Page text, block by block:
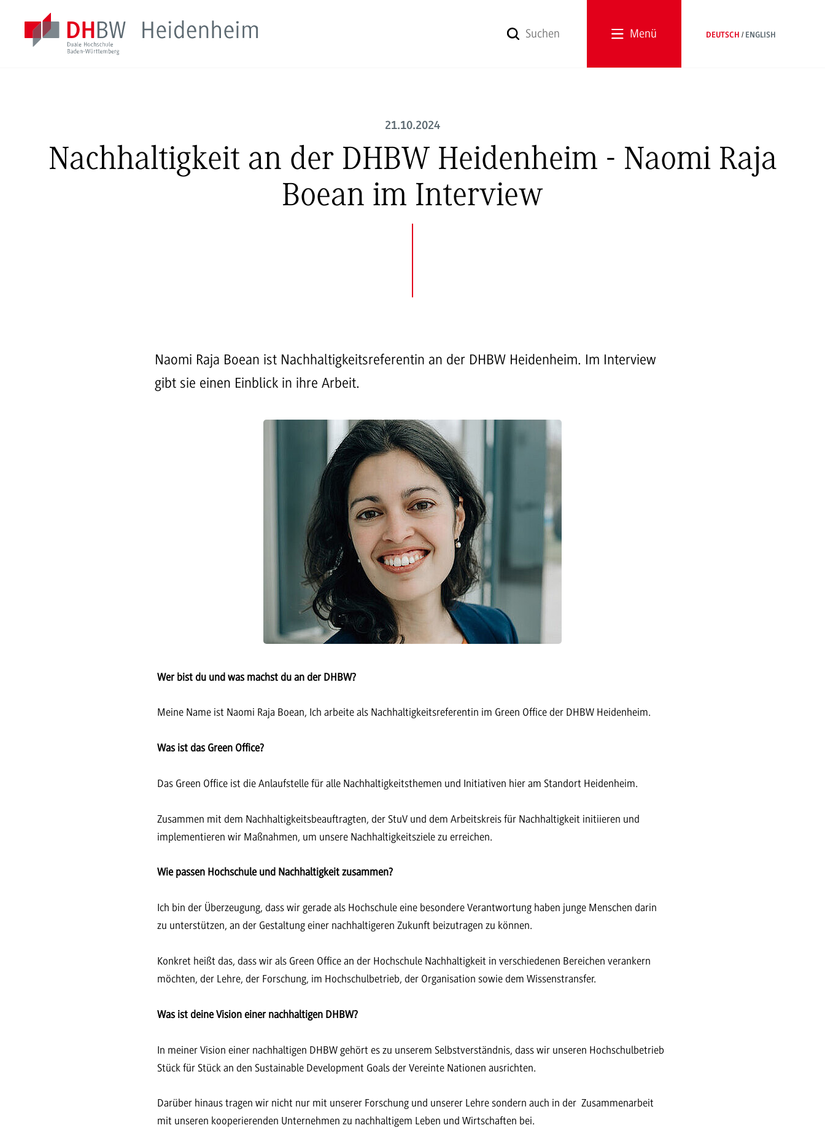
Menü DEUTSCH ENGLISH
21.10.2024
Nachhaltigkeit an der DHBW Heidenheim - Naomi Raja
Boean im Interview
Naomi Raja Boean ist Nachhaltigkeitsreferentin an der DHBW Heidenheim. Im Interview
gibt sie einen Einblick in ihre Arbeit.
Wer bist du und was machst du an der DHBW?
Meine Name ist Naomi Raja Boean, Ich arbeite als Nachhaltigkeitsreferentin im Green Office der DHBW Heidenheim.
Was ist das Green Office?
Das Green Office ist die Anlaufstelle für alle Nachhaltigkeitsthemen und Initiativen hier am Standort Heidenheim.
Zusammen mit dem Nachhaltigkeitsbeauftragten, der StuV und dem Arbeitskreis für Nachhaltigkeit initiieren und
implementieren wir Maßnahmen, um unsere Nachhaltigkeitsziele zu erreichen.
Wie passen Hochschule und Nachhaltigkeit zusammen?
Ich bin der Überzeugung, dass wir gerade als Hochschule eine besondere Verantwortung haben junge Menschen darin
zu unterstützen, an der Gestaltung einer nachhaltigeren Zukunft beizutragen zu können.
Konkret heißt das, dass wir als Green Office an der Hochschule Nachhaltigkeit in verschiedenen Bereichen verankern
möchten, der Lehre, der Forschung, im Hochschulbetrieb, der Organisation sowie dem Wissenstransfer.
Was ist deine Vision einer nachhaltigen DHBW?
In meiner Vision einer nachhaltigen DHBW gehört es zu unserem Selbstverständnis, dass wir unseren Hochschulbetrieb
Stück für Stück an den Sustainable Development Goals der Vereinte Nationen ausrichten.
Darüber hinaus tragen wir nicht nur mit unserer Forschung und unserer Lehre sondern auch in der Zusammenarbeit
mit unseren kooperierenden Unternehmen zu nachhaltigem Leben und Wirtschaften bei.